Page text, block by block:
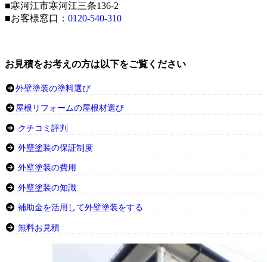
■寒河江市寒河江三条136-2
■お客様窓口： 0120-540-310
お見積をお考えの方は以下をご覧ください
外壁塗装の塗料選び
屋根リフォームの屋根材選び
クチコミ評判
外壁塗装の保証制度
外壁塗装の費用
外壁塗装の知識
補助金を活用して外壁塗装をする
無料お見積